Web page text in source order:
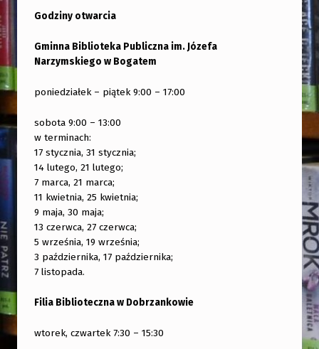
Godziny otwarcia
Gminna Biblioteka Publiczna im. Józefa
Narzymskiego w Bogatem
poniedziałek – piątek 9:00 – 17:00
sobota 9:00 – 13:00
w terminach:
17 stycznia, 31 stycznia;
14 lutego, 21 lutego;
7 marca, 21 marca;
11 kwietnia, 25 kwietnia;
9 maja, 30 maja;
13 czerwca, 27 czerwca;
5 września, 19 września;
3 października, 17 października;
7 listopada.
Filia Biblioteczna w Dobrzankowie
wtorek, czwartek 7:30 – 15:30